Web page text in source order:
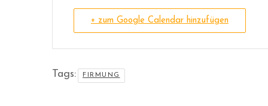
+ zum Google Calendar hinzufügen
Tags: FIRMUNG